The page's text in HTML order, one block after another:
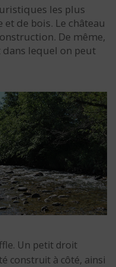
les plus
de bois. Le château
De même,
dans lequel on peut
Un petit droit
construit à côté, ainsi